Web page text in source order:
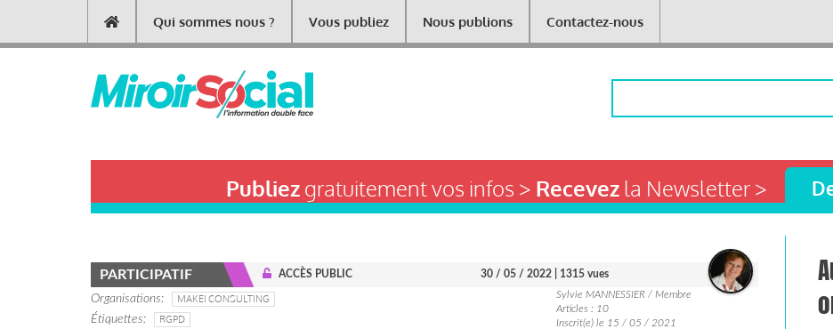
contenu
Main
navigation
Qui sommes nous ? Vous publiez Nous publions Contactez-nous
Publiezgratuitement vos infos > Recevezla Newsletter >
PARTICIPATIF ACCÈS PUBLIC 30 / 05 / 2022 | 1315 vues
Organisations
MAKEI CONSULTING
Étiquettes
RGPD
Sylvie MANNESSIER / Membre
Articles : 10
Inscrit(e) le 15 / 05 / 2021